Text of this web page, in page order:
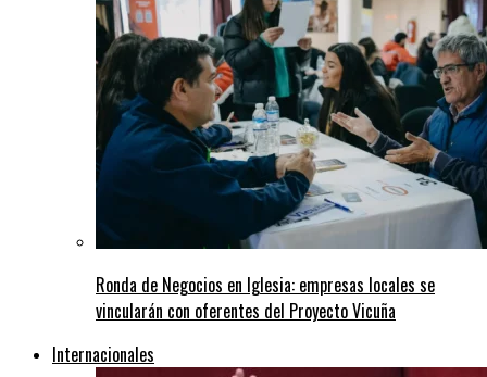
Ronda de Negocios en Iglesia: empresas locales se
vincularán con oferentes del Proyecto Vicuña
Internacionales